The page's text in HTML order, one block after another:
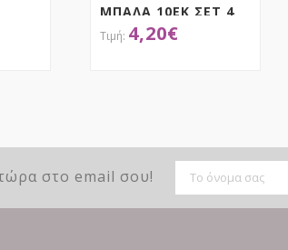
ΜΠΑΛΑ 10ΕΚ ΣΕΤ 4
4,20€
στο email σου!